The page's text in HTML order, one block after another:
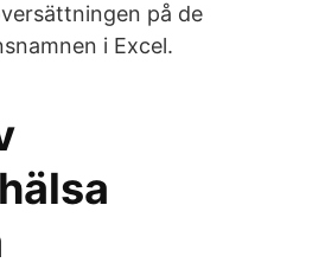
på de
i Excel.